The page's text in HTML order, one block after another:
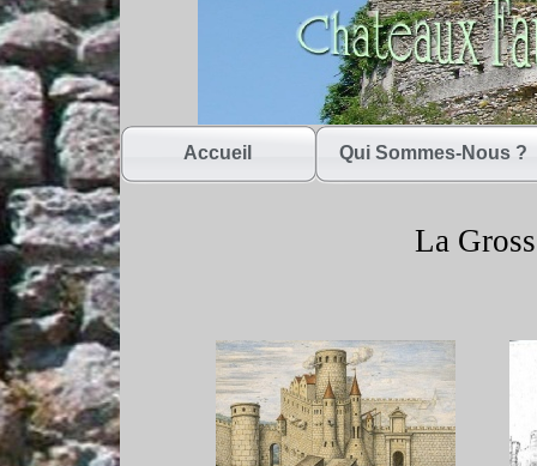
Accueil Qui Sommes-Nous ?
La